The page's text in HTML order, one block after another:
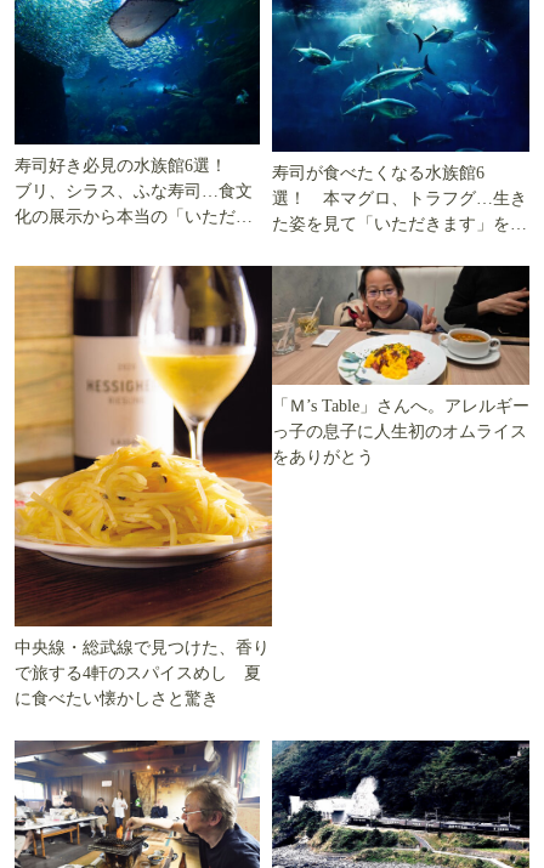
寿司好き必見の水族館6選！
ブリ、シラス、ふな寿司…食文
化の展示から本当の「いただき
寿司が食べたくなる水族館6
選！ 本マグロ、トラフグ…生き
た姿を見て「いただきます」を考
中央線・総武線で見つけた、香り
で旅する4軒のスパイスめし 夏
に食べたい懐かしさと驚き
「Ｍ’s Table」さんへ。アレルギー
っ子の息子に人生初のオムライス
をありがとう